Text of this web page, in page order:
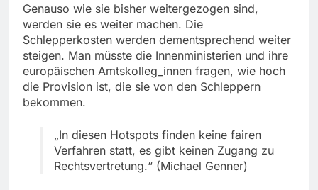
Genauso wie sie bisher weitergezogen sind,
werden sie es weiter machen. Die
Schlepperkosten werden dementsprechend weiter
steigen. Man müsste die Innenministerien und ihre
europäischen Amtskolleg_innen fragen, wie hoch
die Provision ist, die sie von den Schleppern
bekommen.
„In diesen Hotspots finden keine fairen
Verfahren statt, es gibt keinen Zugang zu
Rechtsvertretung.“ (Michael Genner)